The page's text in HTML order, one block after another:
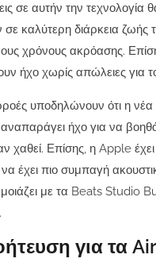
σε αυτήν την
καλύτερη διάρκεια ζωής
χρόνους ακρόασης.
ήχο χωρίς απώλειες για
υποδηλώνουν ότι η
ήχο για να
χαθεί. Επίσης, η Apple
να έχει πιο συμπαγή
με τα Beats Studio
.
για τα